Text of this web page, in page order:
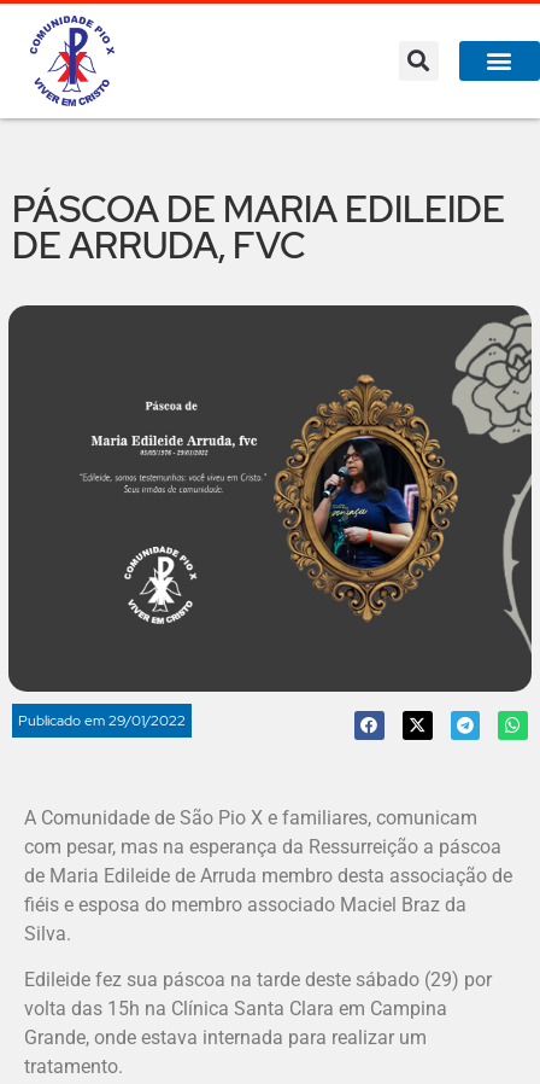
PÁSCOA DE MARIA EDILEIDE
DE ARRUDA, FVC
Publicado em29/01/2022
A Comunidade de São Pio X e familiares, comunicam
com pesar, mas na esperança da Ressurreição a páscoa
de Maria Edileide de Arruda membro desta associação de
fiéis e esposa do membro associado Maciel Braz da
Silva.
Edileide fez sua páscoa na tarde deste sábado (29) por
volta das 15h na Clínica Santa Clara em Campina
Grande, onde estava internada para realizar um
tratamento.